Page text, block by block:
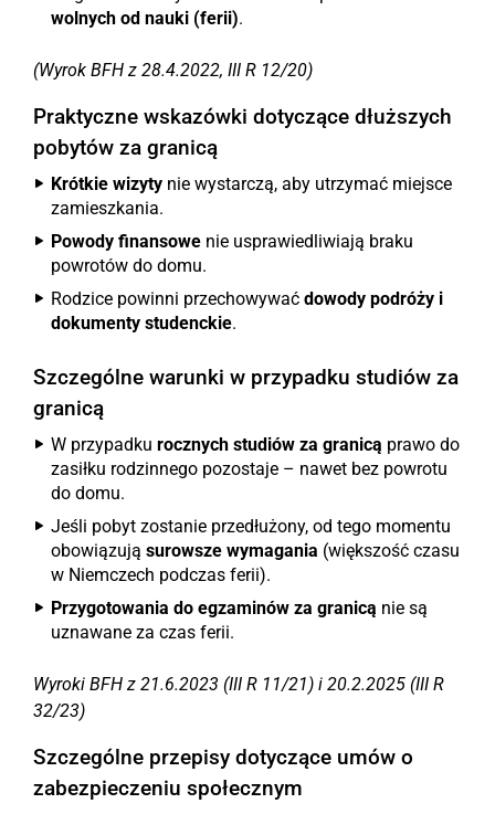
wolnych od nauki (ferii).
(Wyrok BFH z 28.4.2022, III R 12/20)
Praktyczne wskazówki dotyczące dłuższych
pobytów za granicą
Krótkie wizyty nie wystarczą, aby utrzymać miejsce
zamieszkania.
Powody finansowe nie usprawiedliwiają braku
powrotów do domu.
Rodzice powinni przechowywać dowody podróży i
dokumenty studenckie.
Szczególne warunki w przypadku studiów za
granicą
W przypadku rocznych studiów za granicą prawo do
zasiłku rodzinnego pozostaje – nawet bez powrotu
do domu.
Jeśli pobyt zostanie przedłużony, od tego momentu
obowiązują surowsze wymagania (większość czasu
w Niemczech podczas ferii).
Przygotowania do egzaminów za granicą nie są
uznawane za czas ferii.
Wyroki BFH z 21.6.2023 (III R 11/21) i 20.2.2025 (III R
32/23)
Szczególne przepisy dotyczące umów o
zabezpieczeniu społecznym